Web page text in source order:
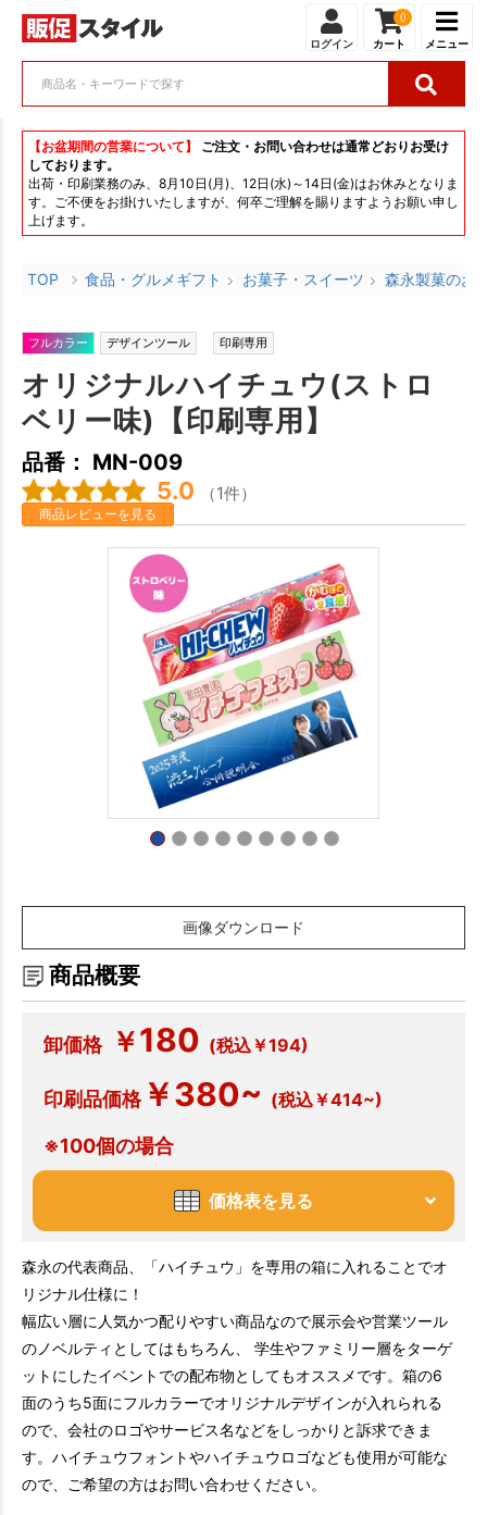
ログイン
0
カート メニュー
【お盆期間の営業について】
ご注文・お問い合わせは通常どおりお受け
しております。
出荷・印刷業務のみ、8月10日(月)、12日(水)～14日(金)はお休みとなりま
す。ご不便をお掛けいたしますが、何卒ご理解を賜りますようお願い申し
上げます。
TOP 食品・グルメギフト お菓子・スイーツ 森永製菓のお
フルカラー デザインツール 印刷専用
オリジナルハイチュウ(ストロ
ベリー味)【印刷専用】
品番： MN-009
5.0 （1件）
商品レビューを見る
画像ダウンロード
商品概要
卸価格 ￥180 (税込￥194)
印刷品価格￥380~ (税込￥414~)
※100個の場合
価格表を見る
森永の代表商品、「ハイチュウ」を専用の箱に入れることでオ
リジナル仕様に！
幅広い層に人気かつ配りやすい商品なので展示会や営業ツール
のノベルティとしてはもちろん、 学生やファミリー層をターゲ
ットにしたイベントでの配布物としてもオススメです。箱の6
面のうち5面にフルカラーでオリジナルデザインが入れられる
ので、会社のロゴやサービス名などをしっかりと訴求できま
す。ハイチュウフォントやハイチュウロゴなども使用が可能な
ので、ご希望の方はお問い合わせください。